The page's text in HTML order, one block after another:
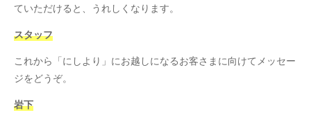
ていただけると、うれしくなります。
スタッフ
これから「にしより」にお越しになるお客さまに向けてメッセー
ジをどうぞ。
岩下